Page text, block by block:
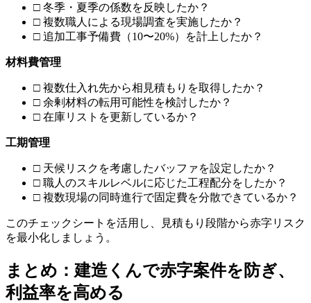
□ 冬季・夏季の係数を反映したか？
□ 複数職人による現場調査を実施したか？
□ 追加工事予備費（10〜20%）を計上したか？
材料費管理
□ 複数仕入れ先から相見積もりを取得したか？
□ 余剰材料の転用可能性を検討したか？
□ 在庫リストを更新しているか？
工期管理
□ 天候リスクを考慮したバッファを設定したか？
□ 職人のスキルレベルに応じた工程配分をしたか？
□ 複数現場の同時進行で固定費を分散できているか？
このチェックシートを活用し、見積もり段階から赤字リスク
を最小化しましょう。
まとめ：建造くんで赤字案件を防ぎ、
利益率を高める